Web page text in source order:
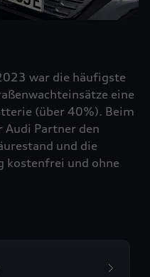
war die häufigste
eine
(über 40%). Beim
Partner den
und die
kostenfrei und ohne